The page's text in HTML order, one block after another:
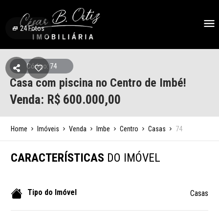
24Fotos
Código: 74
Casa com piscina no Centro de Imbé!
Venda: R$ 600.000,00
Home Imóveis Venda Imbe Centro Casas 74
CARACTERÍSTICAS DO IMÓVEL
Tipo do Imóvel Casas